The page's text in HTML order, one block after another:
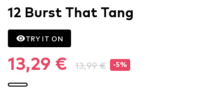
12 Burst That Tang
TRY IT ON
13,29 € 13,99 € -5%